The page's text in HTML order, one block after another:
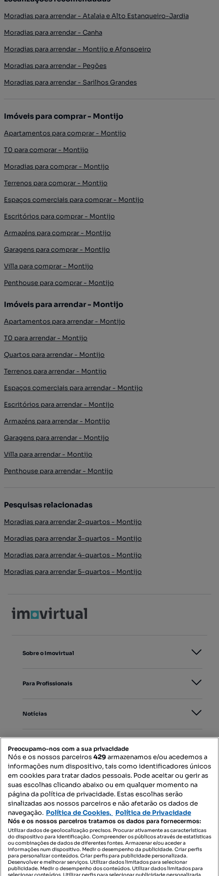
Moradias para arrendar - Atalaia e Alto Estanqueiro-Jardia
Moradias para arrendar - Canha
Moradias para arrendar - Montijo e Afonsoeiro
Moradias para arrendar - Pegões
Moradias para arrendar - Sarilhos Grandes
Imóveis para comprar - Montijo
Apartamentos para comprar - Montijo
T0 para comprar - Montijo
Moradias para comprar - Montijo
Terrenos para comprar - Montijo
Espaços comerciais para comprar - Montijo
Escritórios para comprar - Montijo
Armazéns para comprar - Montijo
Garagens para comprar - Montijo
Villa para comprar - Montijo
Penthouse para comprar - Montijo
Imóveis para arrendar - Montijo
Apartamentos para arrendar - Montijo
T0 para arrendar - Montijo
Quartos para arrendar - Montijo
Terrenos para arrendar - Montijo
Espaços comerciais para arrendar - Montijo
Escritórios para arrendar - Montijo
Armazéns para arrendar - Montijo
Garagens para arrendar - Montijo
Villa para arrendar - Montijo
Penthouse para arrendar - Montijo
Pesquisas relacionadas
Moradias para arrendar 2-quartos - Montijo
Moradias para arrendar 3-quartos - Montijo
Moradias para arrendar 4-quartos - Montijo
Moradias para arrendar 5-quartos - Montijo
Sobre o Imovirtual
Para Profissionais
Notícias
Mapa do Site
Contacte-nos
SIGA-NOS:
Preocupamo-nos com a sua privacidade
Nós e os nossos parceiros429armazenamos e/ou acedemos a
informações num dispositivo, tais como identificadores únicos
em cookies para tratar dados pessoais. Pode aceitar ou gerir as
suas escolhas clicando abaixo ou em qualquer momento na
página da política de privacidade. Estas escolhas serão
sinalizadas aos nossos parceiros e não afetarão os dados de
navegação. Política de Cookies, Política de Privacidade
Nós e os nossos parceiros tratamos os dados para fornecermos:
Utilizar dados de geolocalização precisos. Procurar ativamente as características
do dispositivo para identificação. Compreender os públicos através de estatísticas
ou combinações de dados de diferentes fontes. Armazenar e/ou aceder a
informações num dispositivo. Medir o desempenho da publicidade. Criar perfis
para personalizar conteúdos. Criar perfis para publicidade personalizada.
Desenvolver e melhorar serviços. Utilizar dados limitados para selecionar
publicidade. Medir o desempenho dos conteúdos. Utilizar dados limitados para